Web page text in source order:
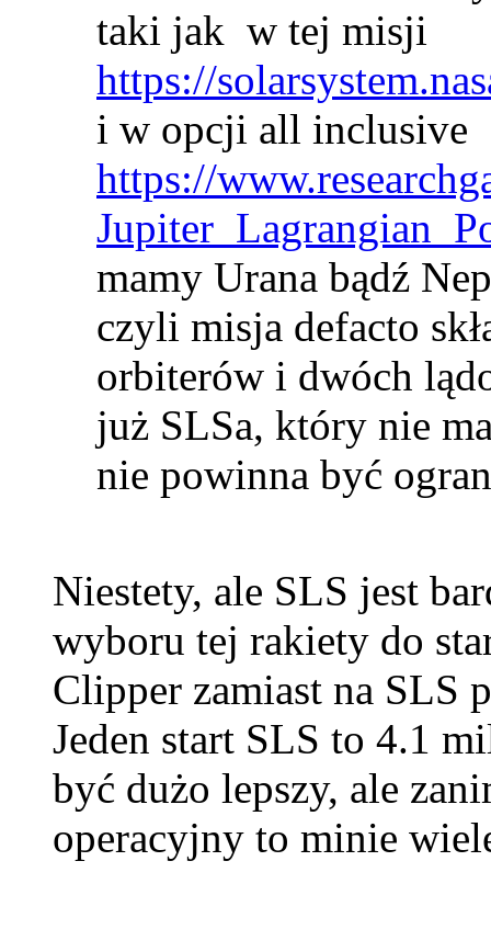
taki jak w tej misji
https://
i w opcji all inclusive
https://
mamy Urana bądź
czyli misja defacto
orbiterów i dwóch
już SLSa, który nie
nie powinna być
Niestety, ale SLS jest
wyboru tej rakiety do
Clipper zamiast na SLS
Jeden start SLS to 4.1
być dużo lepszy, ale
operacyjny to minie